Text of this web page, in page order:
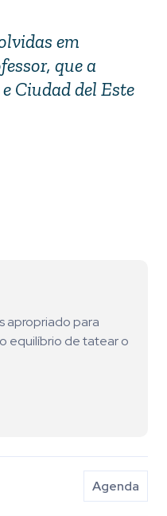
em
que a
Ciudad del Este
apropriado para
equilíbrio de tatear o
Agenda